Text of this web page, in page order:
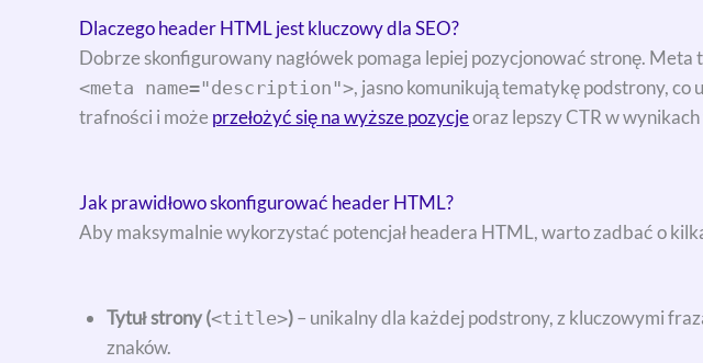
Dlaczego header HTML jest kluczowy dla SEO?
Dobrze skonfigurowany nagłówek pomaga lepiej pozycjonować stronę. Meta
<meta name="description">, jasno komunikują tematykę podstrony, co
trafności i może przełożyć się na wyższe pozycjeoraz lepszy CTR w
Jak prawidłowo skonfigurować header HTML?
Aby maksymalnie wykorzystać potencjał headera HTML, warto zadbać o
Tytuł strony (<title>)– unikalny dla każdej podstrony, z kluczowymi
znaków.